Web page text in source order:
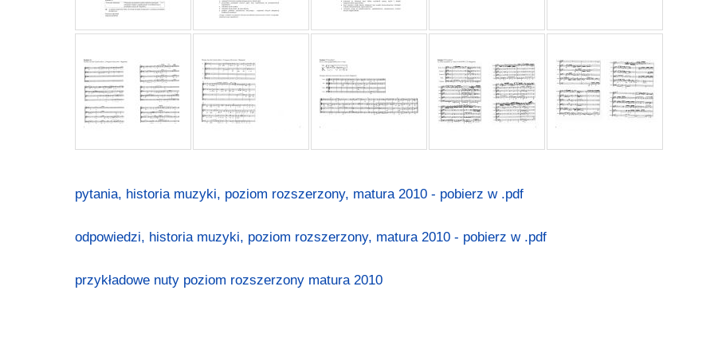
pytania, historia muzyki, poziom rozszerzony, matura 2010 - pobierz w .pdf
odpowiedzi, historia muzyki, poziom rozszerzony, matura 2010 - pobierz w .pdf
przykładowe nuty poziom rozszerzony matura 2010